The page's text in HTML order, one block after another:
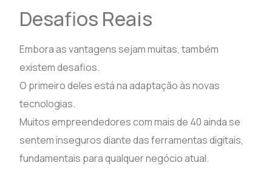
Desafios Reais
Embora as vantagens sejam muitas, também
existem desafios.
O primeiro deles está na adaptação às novas
tecnologias.
Muitos empreendedores com mais de 40 ainda se
sentem inseguros diante das ferramentas digitais,
fundamentais para qualquer negócio atual.